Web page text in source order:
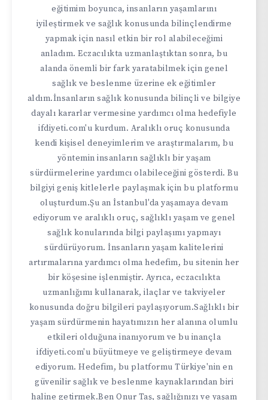
eğitimim boyunca, insanların yaşamlarını
iyileştirmek ve sağlık konusunda bilinçlendirme
yapmak için nasıl etkin bir rol alabileceğimi
anladım. Eczacılıkta uzmanlaştıktan sonra, bu
alanda önemli bir fark yaratabilmek için genel
sağlık ve beslenme üzerine ek eğitimler
aldım.İnsanların sağlık konusunda bilinçli ve bilgiye
dayalı kararlar vermesine yardımcı olma hedefiyle
ifdiyeti.com'u kurdum. Aralıklı oruç konusunda
kendi kişisel deneyimlerim ve araştırmalarım, bu
yöntemin insanların sağlıklı bir yaşam
sürdürmelerine yardımcı olabileceğini gösterdi. Bu
bilgiyi geniş kitlelerle paylaşmak için bu platformu
oluşturdum.Şu an İstanbul'da yaşamaya devam
ediyorum ve aralıklı oruç, sağlıklı yaşam ve genel
sağlık konularında bilgi paylaşımı yapmayı
sürdürüyorum. İnsanların yaşam kalitelerini
artırmalarına yardımcı olma hedefim, bu sitenin her
bir köşesine işlenmiştir. Ayrıca, eczacılıkta
uzmanlığımı kullanarak, ilaçlar ve takviyeler
konusunda doğru bilgileri paylaşıyorum.Sağlıklı bir
yaşam sürdürmenin hayatımızın her alanına olumlu
etkileri olduğuna inanıyorum ve bu inançla
ifdiyeti.com'u büyütmeye ve geliştirmeye devam
ediyorum. Hedefim, bu platformu Türkiye'nin en
güvenilir sağlık ve beslenme kaynaklarından biri
haline getirmek.Ben Onur Taş, sağlığınızı ve yaşam